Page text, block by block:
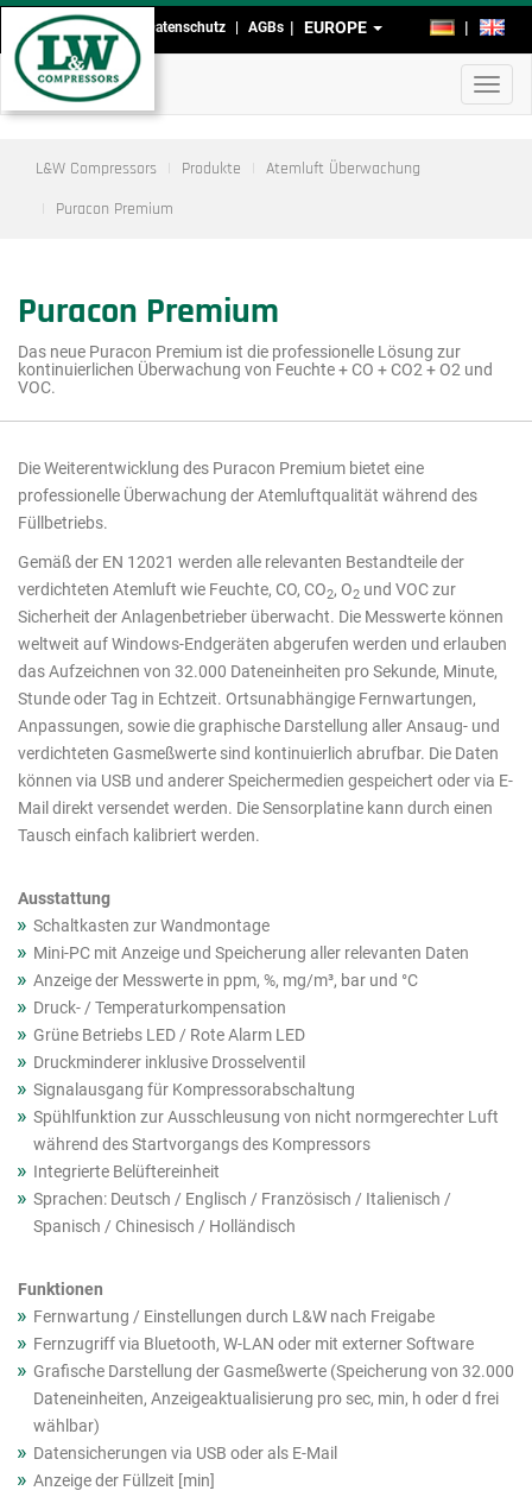
Direkt
zum
Inhalt
DE EN
EUROPE
Kopf-
und
Fußmenü
Impressum Datenschutz AGBs
L&W Compressors Produkte
Atemluft Überwachung
Puracon Premium
Puracon Premium
Das neue Puracon Premium ist die professionelle Lösung zur
kontinuierlichen Überwachung von Feuchte + CO + CO2 + O2 und
VOC.
Hauptmenü
Ausschnitt
Produkte
Die Weiterentwicklung des Puracon Premium bietet eine
professionelle Überwachung der Atemluftqualität während des
Füllbetriebs.
Gemäß der EN 12021 werden alle relevanten Bestandteile der
verdichteten Atemluft wie Feuchte, CO, CO2, O2 und VOC zur
Sicherheit der Anlagenbetrieber überwacht. Die Messwerte können
weltweit auf Windows-Endgeräten abgerufen werden und erlauben
das Aufzeichnen von 32.000 Dateneinheiten pro Sekunde, Minute,
Stunde oder Tag in Echtzeit. Ortsunabhängige Fernwartungen,
Anpassungen, sowie die graphische Darstellung aller Ansaug- und
verdichteten Gasmeßwerte sind kontinuierlich abrufbar. Die Daten
können via USB und anderer Speichermedien gespeichert oder via E-
Mail direkt versendet werden. Die Sensorplatine kann durch einen
Tausch einfach kalibriert werden.
Ausstattung
Schaltkasten zur Wandmontage
Mini-PC mit Anzeige und Speicherung aller relevanten Daten
Anzeige der Messwerte in ppm, %, mg/m³, bar und °C
Druck- / Temperaturkompensation
Grüne Betriebs LED / Rote Alarm LED
Druckminderer inklusive Drosselventil
Signalausgang für Kompressorabschaltung
Spühlfunktion zur Ausschleusung von nicht normgerechter Luft
während des Startvorgangs des Kompressors
Integrierte Belüftereinheit
Sprachen: Deutsch / Englisch / Französisch / Italienisch /
Spanisch / Chinesisch / Holländisch
Funktionen
Fernwartung / Einstellungen durch L&W nach Freigabe
Fernzugriff via Bluetooth, W-LAN oder mit externer Software
Grafische Darstellung der Gasmeßwerte (Speicherung von 32.000
Dateneinheiten, Anzeigeaktualisierung pro sec, min, h oder d frei
wählbar)
Datensicherungen via USB oder als E-Mail
Anzeige der Füllzeit [min]